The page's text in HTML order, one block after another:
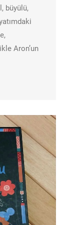
büyülü,
Aron’un